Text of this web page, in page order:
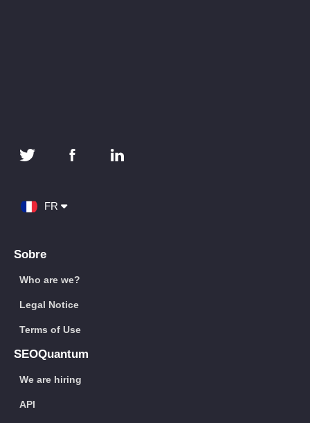
FR
Sobre
Who are we?
Legal Notice
Terms of Use
SEOQuantum
We are hiring
API